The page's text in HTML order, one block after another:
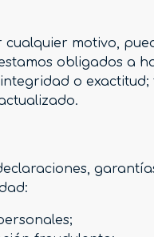
motivo,
obligados a
o